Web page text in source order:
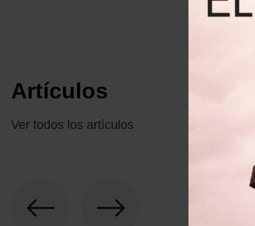
Artículos
Ver todos los artículos